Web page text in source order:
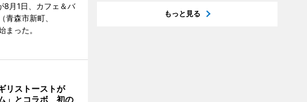
8月1日、カフェ＆バ
青森市新町、
った。
リストーストが
ム」とコラボ 初の
もっと見る